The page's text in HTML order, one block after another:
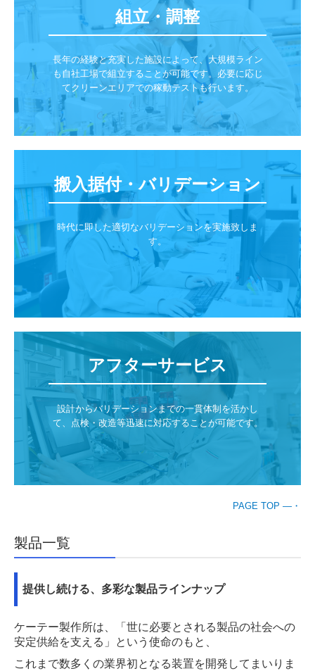
組立・調整
長年の経験と充実した施設によって、大規模ライン
も自社工場で組立することが可能です。必要に応じ
てクリーンエリアでの稼動テストも行います。
搬入据付・バリデーション
時代に即した適切なバリデーションを実施致しま
す。
アフターサービス
設計からバリデーションまでの一貫体制を活かし
て、点検・改造等迅速に対応することが可能です。
PAGE TOP ―・
製品一覧
提供し続ける、多彩な製品ラインナップ
ケーテー製作所は、「世に必要とされる製品の社会への
安定供給を支える」という使命のもと、
これまで数多くの業界初となる装置を開発してまいりま